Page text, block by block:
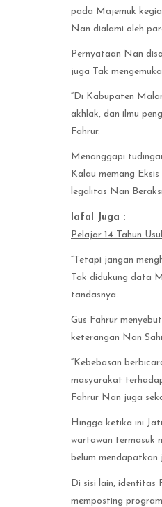
pada Majemuk
Nan dialami oleh
Pernyataan Nan
juga Tak
“Di Kabupaten
akhlak, dan ilmu
Fahrur.
Menanggapi
Kalau memang
legalitas Nan
lafal Juga :
Pelajar 14 Tahun
“Tetapi jangan
Tak didukung data
tandasnya.
Gus Fahrur
keterangan Nan
“Kebebasan
masyarakat
Fahrur Nan juga
Hingga ketika ini
wartawan termasuk
belum mendapatkan
Di sisi lain, identitas
memposting